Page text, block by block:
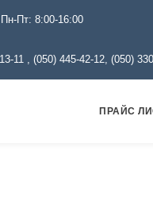
Пн-Пт: 8:00-16:00
11 , (050) 445-42-12, (050)
ПРАЙС